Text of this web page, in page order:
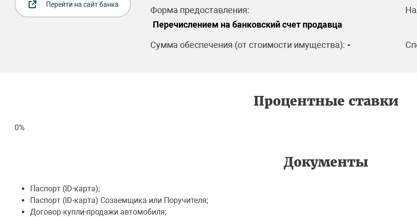
Перейти на сайт банка
Форма предоставления:
Перечислением на банковский счет продавца
Сумма обеспечения (от стоимости имущества): -
Процентные ставки
0%
Документы
Паспорт (ID-карта);
Паспорт (ID-карта) Созаемщика или Поручителя;
Договор купли-продажи автомобиля;